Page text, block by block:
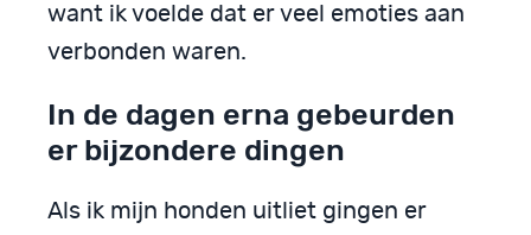
want ik voelde dat er veel emoties aan
verbonden waren.
In de dagen erna gebeurden
er bijzondere dingen
Als ik mijn honden uitliet gingen er